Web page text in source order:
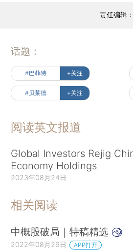
责任编辑
话题：
#巴菲特 +关注
#贝莱德 +关注
阅读英文报道
Global Investors Rejig
Economy Holdings
2023年08月24日
相关阅读
中概股破局｜特稿精选
2022年08月26日 APP打开